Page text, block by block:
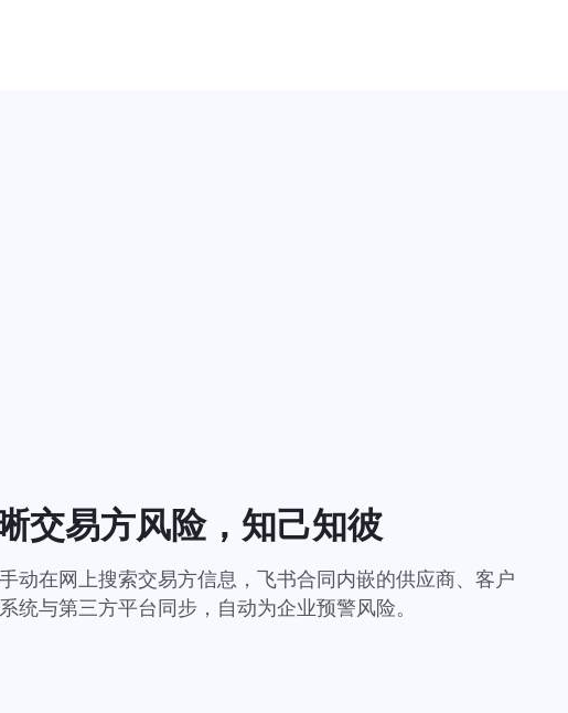
交易方风险，知己知彼
动在网上搜索交易方信息，飞书合同内嵌的供应商、客户
统与第三方平台同步，自动为企业预警风险。